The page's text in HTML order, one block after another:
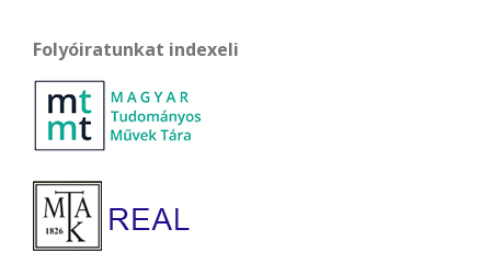
Folyóiratunkat indexeli